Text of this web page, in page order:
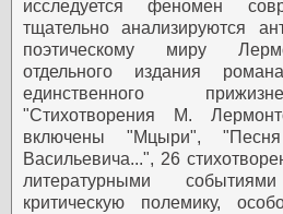
исследуется феномен
тщательно анализируются
поэтическому миру
отдельного издания
единственного
"Стихотворения М.
включены "Мцыри",
Васильевича...", 26
литературными
критическую полемику,